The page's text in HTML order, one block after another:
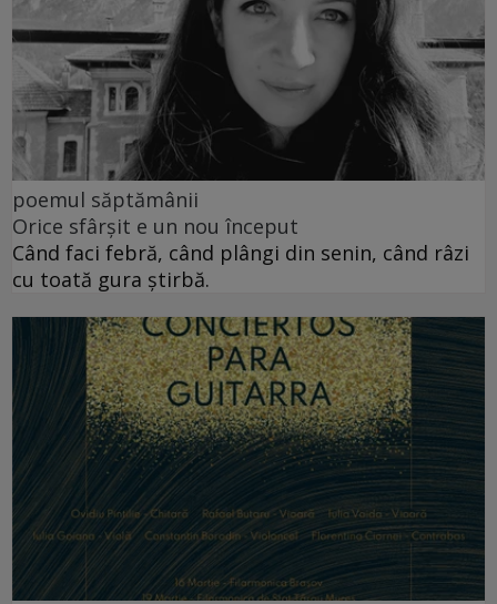
poemul săptămânii
Orice sfârșit e un nou început
Când faci febră, când plângi din senin, când râzi
cu toată gura știrbă.